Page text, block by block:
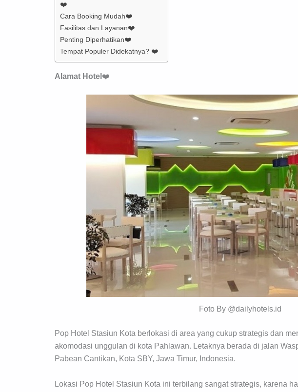
❤️
Cara Booking Mudah❤️
Fasilitas dan Layanan❤️
Penting Diperhatikan❤️
Tempat Populer Didekatnya? ❤️
Alamat Hotel ❤️
Foto By @dailyhotels.id
Pop Hotel Stasiun Kota berlokasi di area yang cukup strategis dan
akomodasi unggulan di kota Pahlawan. Letaknya berada di jalan
Pabean Cantikan, Kota SBY, Jawa Timur, Indonesia.
Lokasi Pop Hotel Stasiun Kota ini terbilang sangat strategis, karena